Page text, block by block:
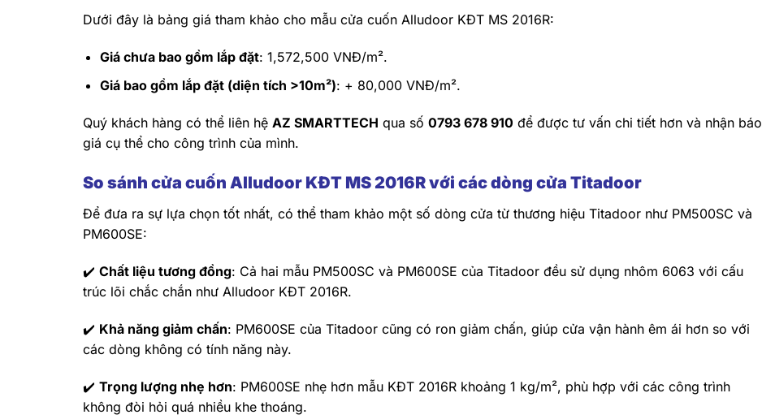
Dưới đây là bảng giá tham khảo cho mẫu cửa cuốn Alludoor KĐT MS 2016R:
Giá chưa bao gồm lắp đặt: 1,572,500 VNĐ/m².
Giá bao gồm lắp đặt (diện tích >10m²): + 80,000 VNĐ/m².
Quý khách hàng có thể liên hệ AZ SMARTTECH qua số 0793 678 910 để được tư vấn chi tiết hơn và nhận báo
giá cụ thể cho công trình của mình.
So sánh cửa cuốn Alludoor KĐT MS 2016R với các dòng cửa Titadoor
Để đưa ra sự lựa chọn tốt nhất, có thể tham khảo một số dòng cửa từ thương hiệu Titadoor như PM500SC và
PM600SE:
✔️ Chất liệu tương đồng: Cả hai mẫu PM500SC và PM600SE của Titadoor đều sử dụng nhôm 6063 với cấu
trúc lõi chắc chắn như Alludoor KĐT 2016R.
✔️ Khả năng giảm chấn: PM600SE của Titadoor cũng có ron giảm chấn, giúp cửa vận hành êm ái hơn so với
các dòng không có tính năng này.
✔️ Trọng lượng nhẹ hơn: PM600SE nhẹ hơn mẫu KĐT 2016R khoảng 1 kg/m², phù hợp với các công trình
không đòi hỏi quá nhiều khe thoáng.